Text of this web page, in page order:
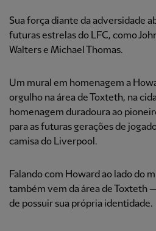
Sua força diante da adversidade
futuras estrelas do LFC, como
Walters e Michael Thomas.
Um mural em homenagem a
orgulho na área de Toxteth, na
homenagem duradoura ao
para as futuras gerações de
camisa do Liverpool.
Falando com Howard ao lado do
também vem da área de Toxteth
de possuir sua própria identidade.